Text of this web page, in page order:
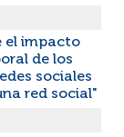
el impacto
de los
sociales
red social"